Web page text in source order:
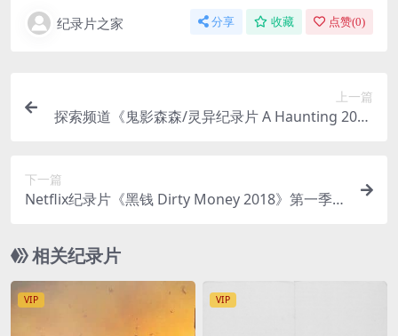
纪录片之家 分享 收藏 点赞(0)
上一篇
探索频道《鬼影森森/灵异纪录片 A Haunting 2005
下一篇
Netflix纪录片《黑钱 Dirty Money 2018》第一季全
相关纪录片
VIP VIP